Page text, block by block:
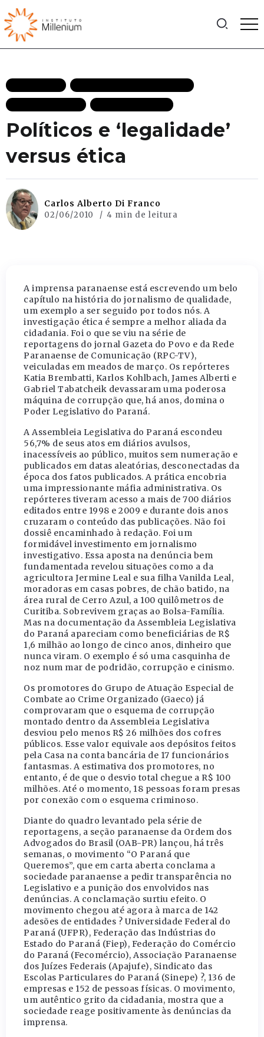
Políticos e ‘legalidade’
versus ética
Carlos Alberto Di Franco
02/06/2010 4 min de leitura
A imprensa paranaense está escrevendo um belo
capítulo na história do jornalismo de qualidade,
um exemplo a ser seguido por todos nós. A
investigação ética é sempre a melhor aliada da
cidadania. Foi o que se viu na série de
reportagens do jornal Gazeta do Povo e da Rede
Paranaense de Comunicação (RPC-TV),
veiculadas em meados de março. Os repórteres
Katia Brembatti, Karlos Kohlbach, James Alberti e
Gabriel Tabatcheik devassaram uma poderosa
máquina de corrupção que, há anos, domina o
Poder Legislativo do Paraná.
A Assembleia Legislativa do Paraná escondeu
56,7% de seus atos em diários avulsos,
inacessíveis ao público, muitos sem numeração e
publicados em datas aleatórias, desconectadas da
época dos fatos publicados. A prática encobria
uma impressionante máfia administrativa. Os
repórteres tiveram acesso a mais de 700 diários
editados entre 1998 e 2009 e durante dois anos
cruzaram o conteúdo das publicações. Não foi
dossiê encaminhado à redação. Foi um
formidável investimento em jornalismo
investigativo. Essa aposta na denúncia bem
fundamentada revelou situações como a da
agricultora Jermine Leal e sua filha Vanilda Leal,
moradoras em casas pobres, de chão batido, na
área rural de Cerro Azul, a 100 quilômetros de
Curitiba. Sobrevivem graças ao Bolsa-Família.
Mas na documentação da Assembleia Legislativa
do Paraná apareciam como beneficiárias de R$
1,6 milhão ao longo de cinco anos, dinheiro que
nunca viram. O exemplo é só uma casquinha de
noz num mar de podridão, corrupção e cinismo.
Os promotores do Grupo de Atuação Especial de
Combate ao Crime Organizado (Gaeco) já
comprovaram que o esquema de corrupção
montado dentro da Assembleia Legislativa
desviou pelo menos R$ 26 milhões dos cofres
públicos. Esse valor equivale aos depósitos feitos
pela Casa na conta bancária de 17 funcionários
fantasmas. A estimativa dos promotores, no
entanto, é de que o desvio total chegue a R$ 100
milhões. Até o momento, 18 pessoas foram presas
por conexão com o esquema criminoso.
Diante do quadro levantado pela série de
reportagens, a seção paranaense da Ordem dos
Advogados do Brasil (OAB-PR) lançou, há três
semanas, o movimento “O Paraná que
Queremos”, que em carta aberta conclama a
sociedade paranaense a pedir transparência no
Legislativo e a punição dos envolvidos nas
denúncias. A conclamação surtiu efeito. O
movimento chegou até agora à marca de 142
adesões de entidades ? Universidade Federal do
Paraná (UFPR), Federação das Indústrias do
Estado do Paraná (Fiep), Federação do Comércio
do Paraná (Fecomércio), Associação Paranaense
dos Juízes Federais (Apajufe), Sindicato das
Escolas Particulares do Paraná (Sinepe) ?, 136 de
empresas e 152 de pessoas físicas. O movimento,
um autêntico grito da cidadania, mostra que a
sociedade reage positivamente às denúncias da
imprensa.